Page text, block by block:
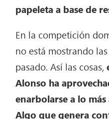
papeleta a base de
En la competición
no está mostrando
pasado. Así las cosas,
Alonso ha
enarbolarse a lo
Algo que genera